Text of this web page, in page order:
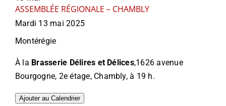
ASSEMBLÉE RÉGIONALE – CHAMBLY
Mardi 13 mai 2025
Montérégie
À la Brasserie Délires et Délices,1626 avenue
Bourgogne, 2e étage, Chambly, à 19 h.
Ajouter au Calendrier